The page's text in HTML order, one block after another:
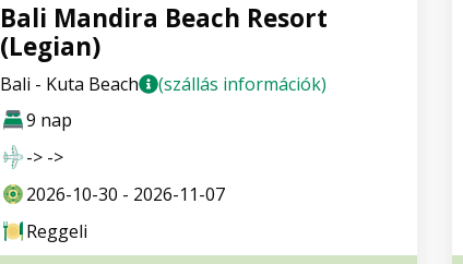
Bali Mandira Beach Resort
(Legian)
Bali - Kuta Beach
(szállás információk)
9 nap
-> ->
2026-10-30 - 2026-11-07
Reggeli